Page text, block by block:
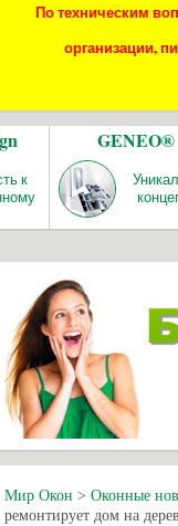
По техническим
организации,
к
GENEO®
Мир Окон > Оконные
ремонтирует дом на